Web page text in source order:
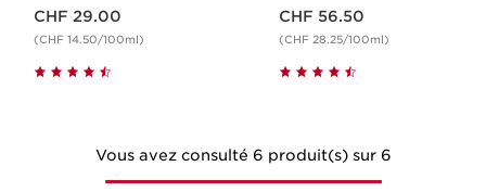
CHF 29.00
(CHF 14.50/100ml)
CHF 56.50
(CHF 28.25/100ml)
Vous avez consulté 6 produit(s) sur 6